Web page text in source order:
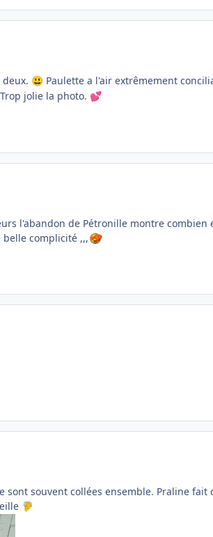
😃 Paulette a l'air extrêmement
jolie la photo. 💕
l'abandon de Pétronille montre
complicité ,,,
sont souvent collées ensemble. Praline
🦻